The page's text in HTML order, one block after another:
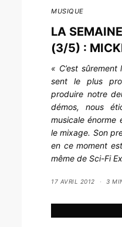
MUSIQUE
LA
(3/5) :
« C’est
sent le plus
produire notre
démos, nous
musicale énorme
le mixage. Son
en ce moment
même de Sci-Fi
17 AVRIL 2012 3